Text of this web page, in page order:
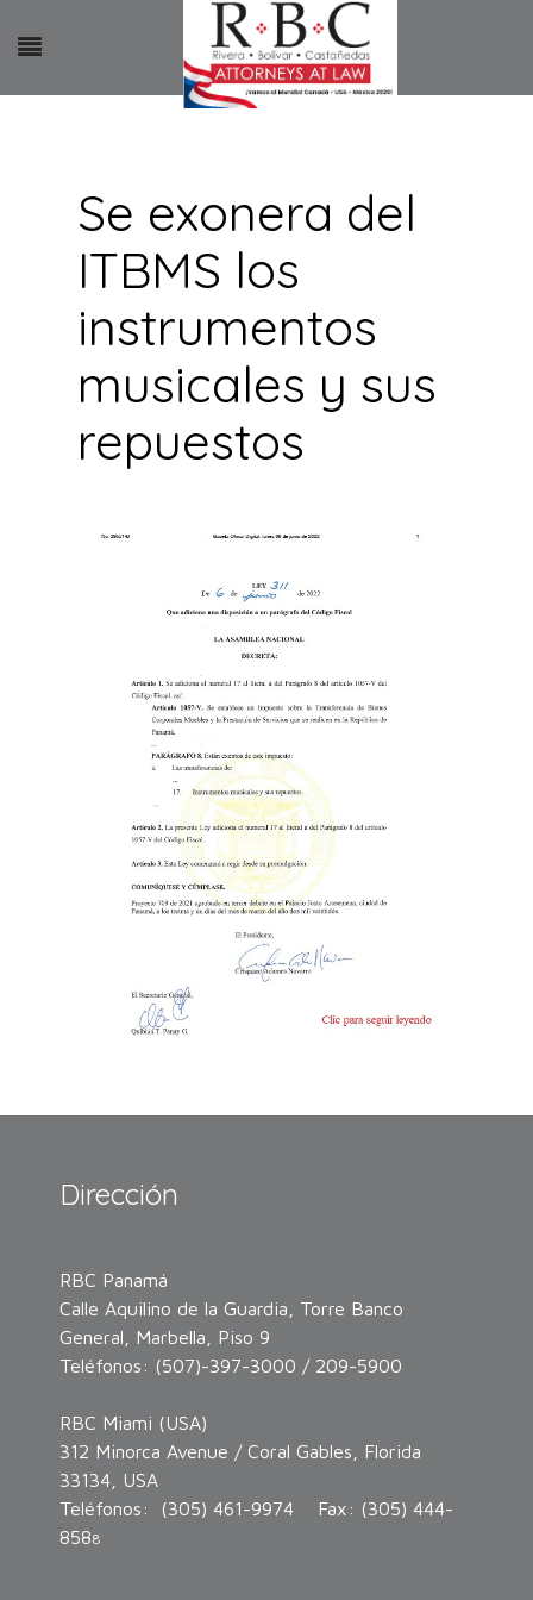
Se exonera del
ITBMS los
instrumentos
musicales y sus
repuestos
Dirección
RBC Panamá
Calle Aquilino de la Guardia, Torre Banco
General, Marbella, Piso 9
Teléfonos: (507)-397-3000 / 209-5900
RBC Miami (USA)
312 Minorca Avenue / Coral Gables, Florida
33134, USA
Teléfonos: (305) 461-9974 Fax: (305) 444-
8588